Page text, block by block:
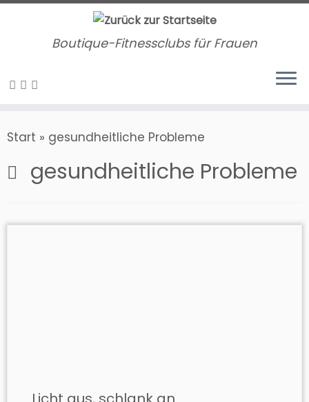
Zum
Boutique-Fitnessclubs für Frauen
Start » gesundheitliche Probleme
gesundheitliche Probleme